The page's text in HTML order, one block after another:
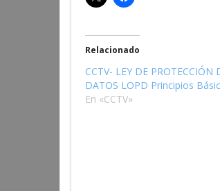
Relacionado
CCTV- LEY DE PROTECCIÓN
DATOS LOPD Principios
En «CCTV»